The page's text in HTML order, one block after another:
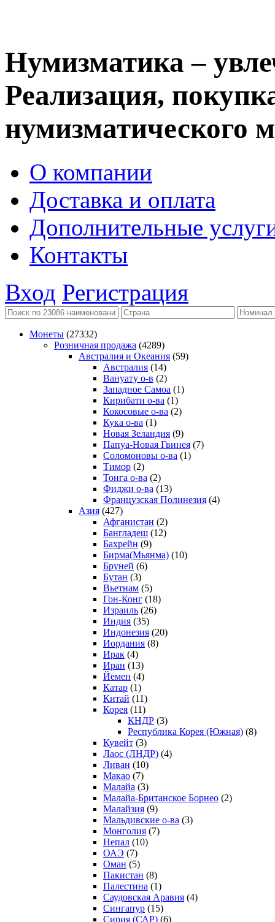
Нумизматика –
Реализация,
нумизматического
О компании
Доставка и оплата
Дополнительные
Контакты
Вход Регистрация
Монеты (27332)
Розничная продажа (4289)
Австралия и Океания (59)
Австралия (14)
Вануату о-в (2)
Западное Самоа (1)
Кирибати о-ва (1)
Кокосовые о-ва (2)
Кука о-ва (1)
Новая Зеландия (9)
Папуа-Новая Гвинея (7)
Соломоновы о-ва (1)
Тимор (2)
Тонга о-ва (2)
Фиджи о-ва (13)
Французская Полинезия (4)
Азия (427)
Афганистан (2)
Бангладеш (12)
Бахрейн (9)
Бирма(Мьянма) (10)
Бруней (6)
Бутан (3)
Вьетнам (5)
Гон-Конг (18)
Израиль (26)
Индия (35)
Индонезия (20)
Иордания (8)
Ирак (4)
Иран (13)
Йемен (4)
Катар (1)
Китай (11)
Корея (11)
КНДР (3)
Республика Корея (Южная) (8)
Кувейт (3)
Лаос (ЛНДР) (4)
Ливан (10)
Макао (7)
Малайа (3)
Малайа-Британское Борнео (2)
Малайзия (9)
Мальдивские о-ва (3)
Монголия (7)
Непал (10)
ОАЭ (7)
Оман (5)
Пакистан (8)
Палестина (1)
Саудовская Аравия (4)
Сингапур (15)
Сирия (САР) (6)